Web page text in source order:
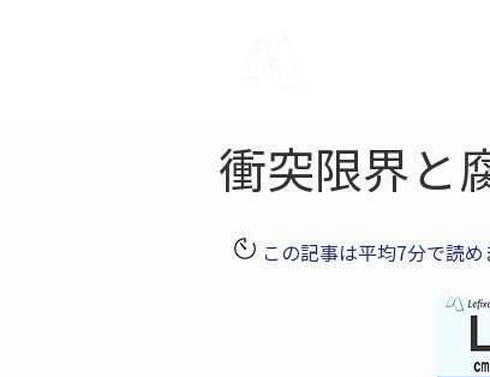
衝突限界と
この記事は平均7分で読め